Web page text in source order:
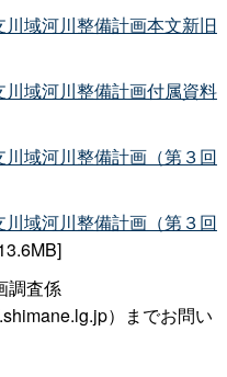
川域河川整備計画本文新旧
川域河川整備計画付属資料
川域河川整備計画（第３回
川域河川整備計画（第３回
調査係
）までお問い